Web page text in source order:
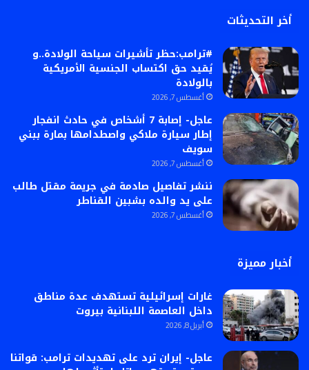
أخر التحديثات
#ترامب:حظر تأشيرات سياحة الولادة..و
يُقيد حق اكتساب الجنسية الأمريكية
بالولادة
أغسطس 7, 2026
عاجل- إصابة 7 أشخاص في حادث انفجار
إطار سيارة ملاكي واصطدامها بمارة ببني
سويف
أغسطس 7, 2026
ننشر تفاصيل صادمة في جريمة مقتل طالب
على يد والده بشبين القناطر
أغسطس 7, 2026
أخبار مميزة
غارات إسرائيلية تستهدف عدة مناطق
داخل العاصمة اللبنانية بيروت
أبريل 8, 2026
عاجل- إيران ترد على تهديدات ترامب: قواتنا